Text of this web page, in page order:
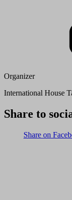
Organizer
International House
Share to
Share on